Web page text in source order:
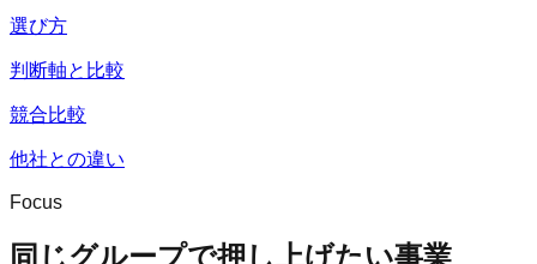
選び方
判断軸と比較
競合比較
他社との違い
Focus
同じグループで押し上げたい事業